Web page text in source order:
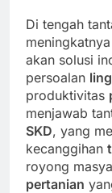
Di tengah
akan solusi
persoalan
produktivitas
menjawab
SKD, yang
kecanggihan
royong
pertanian